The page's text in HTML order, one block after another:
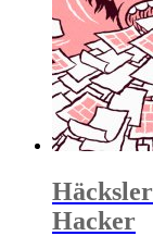
Hacker